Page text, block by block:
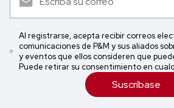
Al registrarse, acepta recibir correos
comunicaciones de P&M y sus aliados
y eventos que ellos consideren que
Puede retirar su consentimiento en
Suscríbase